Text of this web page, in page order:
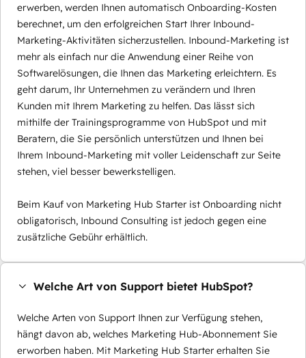
erwerben, werden Ihnen automatisch Onboarding-Kosten
berechnet, um den erfolgreichen Start Ihrer Inbound-
Marketing-Aktivitäten sicherzustellen. Inbound-Marketing ist
mehr als einfach nur die Anwendung einer Reihe von
Softwarelösungen, die Ihnen das Marketing erleichtern. Es
geht darum, Ihr Unternehmen zu verändern und Ihren
Kunden mit Ihrem Marketing zu helfen. Das lässt sich
mithilfe der Trainingsprogramme von HubSpot und mit
Beratern, die Sie persönlich unterstützen und Ihnen bei
Ihrem Inbound-Marketing mit voller Leidenschaft zur Seite
stehen, viel besser bewerkstelligen.
Beim Kauf von Marketing Hub Starter ist Onboarding nicht
obligatorisch, Inbound Consulting ist jedoch gegen eine
zusätzliche Gebühr erhältlich.
Welche Art von Support bietet HubSpot?
Welche Arten von Support Ihnen zur Verfügung stehen,
hängt davon ab, welches Marketing Hub-Abonnement Sie
erworben haben. Mit Marketing Hub Starter erhalten Sie